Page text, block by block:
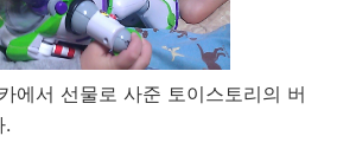
에서 선물로 사준 토이스토리의 버
.